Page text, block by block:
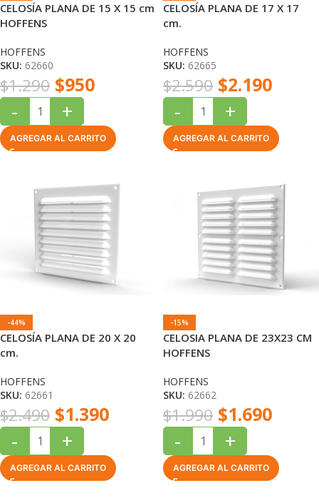
CELOSÍA PLANA DE 15 X 15 cm
HOFFENS
HOFFENS
SKU: 62660
$1.290 $950
- +
AGREGAR AL CARRITO
CELOSÍA PLANA DE 17 X 17
cm.
HOFFENS
SKU: 62665
$2.590 $2.190
- +
AGREGAR AL CARRITO
-44%
CELOSÍA PLANA DE 20 X 20
cm.
HOFFENS
SKU: 62661
$2.490 $1.390
- +
AGREGAR AL CARRITO
-15%
CELOSIA PLANA DE 23X23 CM
HOFFENS
HOFFENS
SKU: 62662
$1.990 $1.690
- +
AGREGAR AL CARRITO